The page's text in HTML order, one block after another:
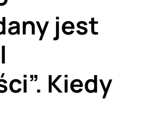
jest
Kiedy